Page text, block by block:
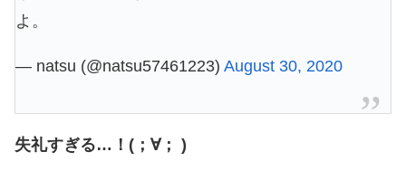
よ。
— natsu (@natsu57461223) August 30, 2020
失礼すぎる…！(；∀； )